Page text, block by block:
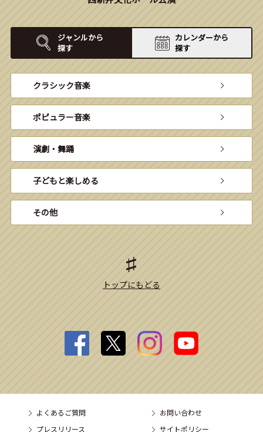
ジャンルから
探す
カレンダーから
探す
クラシック音楽
ポピュラー音楽
演劇・舞踊
子どもと楽しめる
その他
トップにもどる
よくあるご質問
お問い合わせ
プレスリリース
サイトポリシー